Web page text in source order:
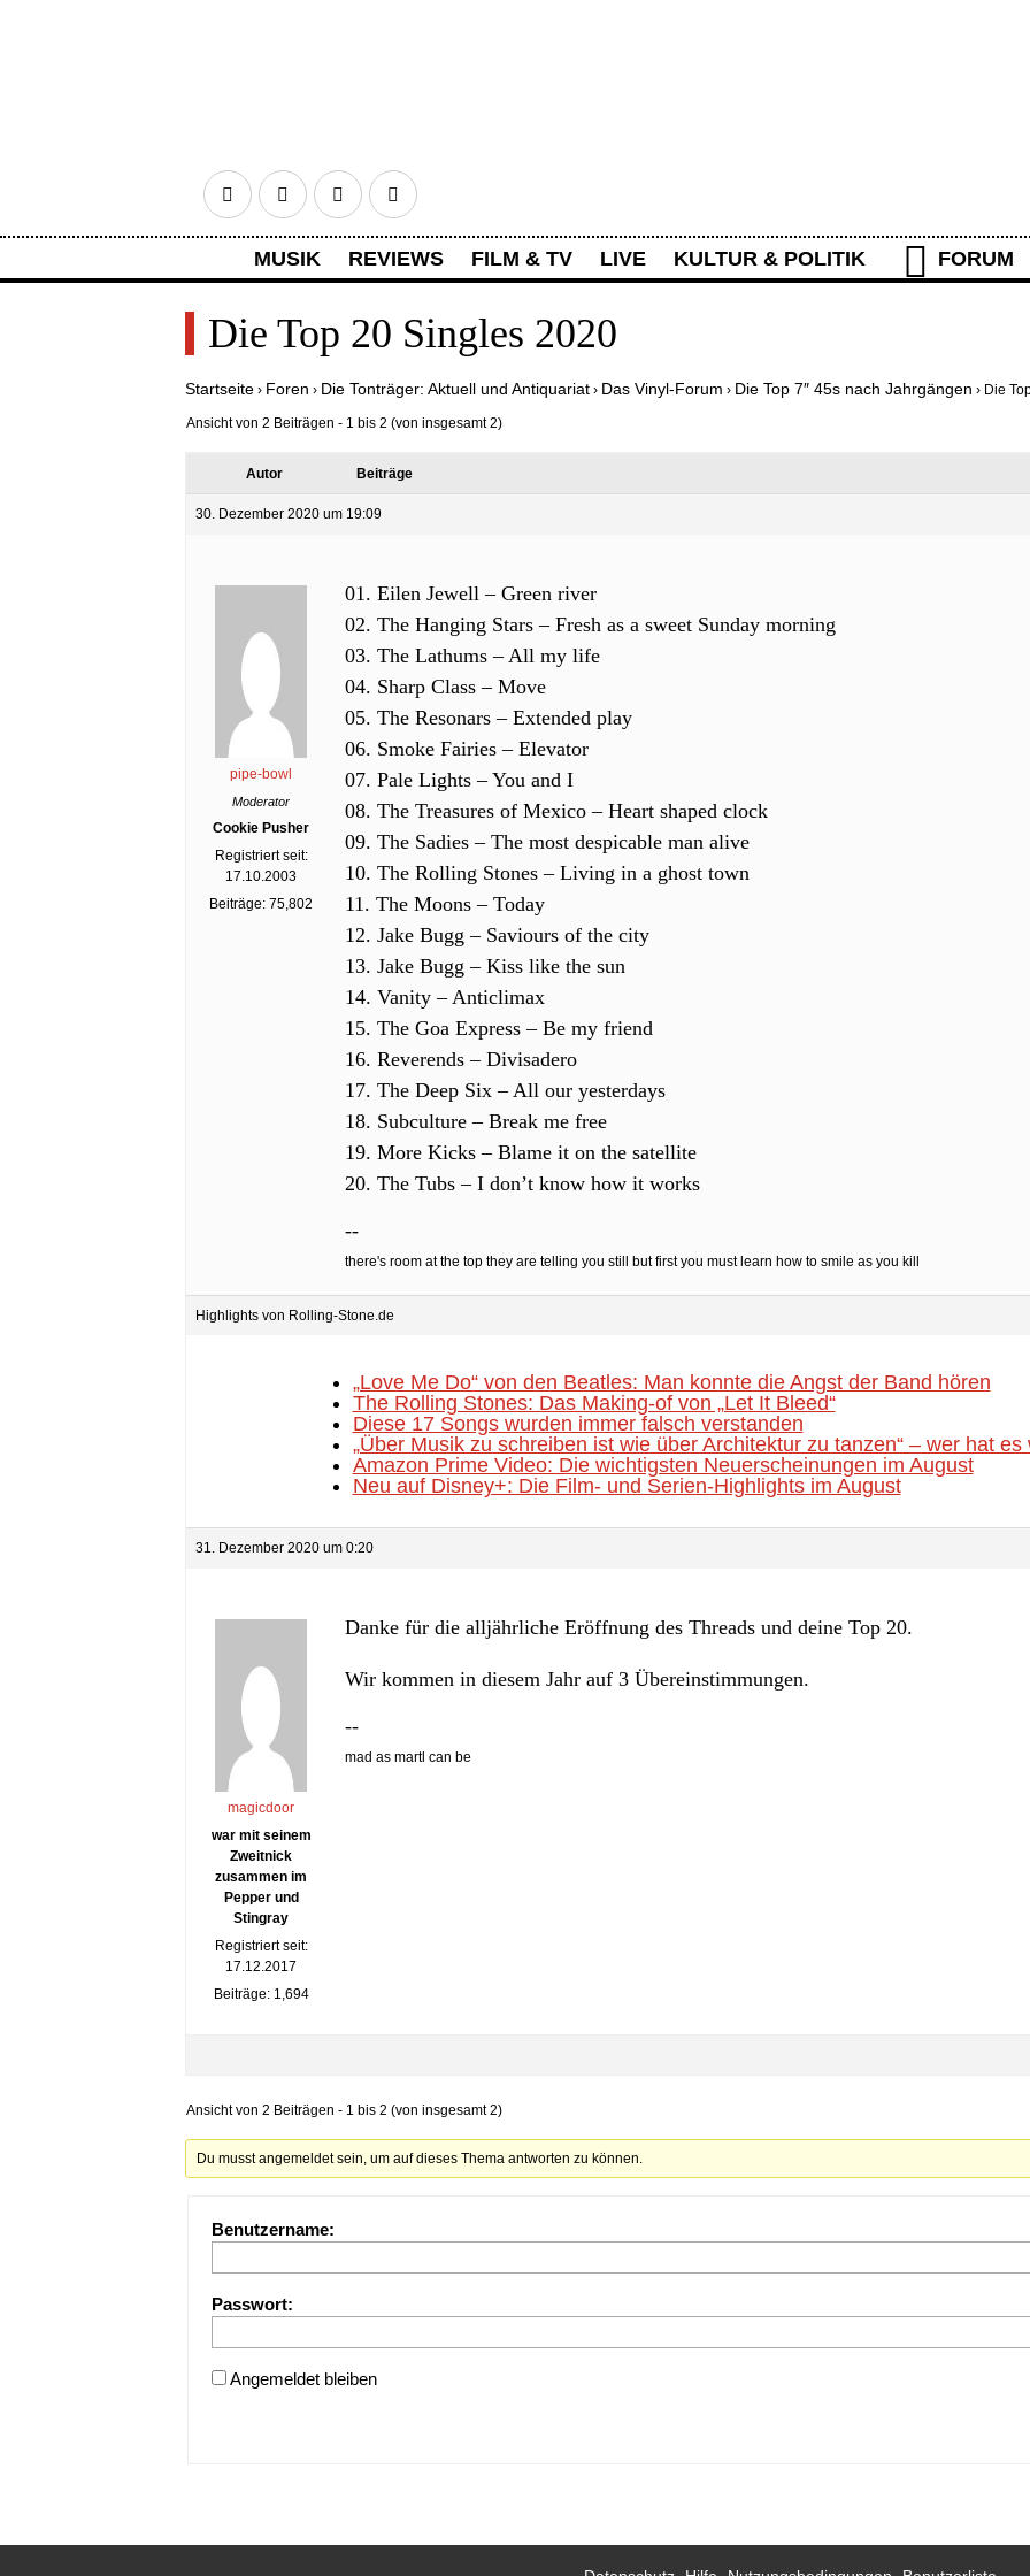
FacebookTwitter Google+RSS
MUSIK REVIEWS FILM & TV LIVE KULTUR & POLITIK FORUM
HOME ANMELDEN REGISTRIEREN WAS IST NEU? AKTIVITÄTEN
Die Top 20 Singles 2020
Startseite › Foren › Die Tonträger: Aktuell und Antiquariat › Das Vinyl-Forum › Die Top 7″ 45s nach Jahrgängen › Die
Ansicht von 2 Beiträgen - 1 bis 2 (von insgesamt 2)
Autor Beiträge
30. Dezember 2020 um 19:09
pipe-bowl
Moderator
Cookie Pusher
Registriert seit:
17.10.2003
Beiträge: 75,802
01. Eilen Jewell – Green river
02. The Hanging Stars – Fresh as a sweet Sunday morning
03. The Lathums – All my life
04. Sharp Class – Move
05. The Resonars – Extended play
06. Smoke Fairies – Elevator
07. Pale Lights – You and I
08. The Treasures of Mexico – Heart shaped clock
09. The Sadies – The most despicable man alive
10. The Rolling Stones – Living in a ghost town
11. The Moons – Today
12. Jake Bugg – Saviours of the city
13. Jake Bugg – Kiss like the sun
14. Vanity – Anticlimax
15. The Goa Express – Be my friend
16. Reverends – Divisadero
17. The Deep Six – All our yesterdays
18. Subculture – Break me free
19. More Kicks – Blame it on the satellite
20. The Tubs – I don’t know how it works
--
there's room at the top they are telling you still but first you must learn how to smile as you kill
Highlights von Rolling-Stone.de
„Love Me Do“ von den Beatles: Man konnte die Angst der Band hören
The Rolling Stones: Das Making-of von „Let It Bleed“
Diese 17 Songs wurden immer falsch verstanden
„Über Musik zu schreiben ist wie über Architektur zu tanzen“ – wer hat
Amazon Prime Video: Die wichtigsten Neuerscheinungen im August
Neu auf Disney+: Die Film- und Serien-Highlights im August
31. Dezember 2020 um 0:20
magicdoor
war mit seinem
Zweitnick
zusammen im
Pepper und
Stingray
Registriert seit:
17.12.2017
Beiträge: 1,694
Danke für die alljährliche Eröffnung des Threads und deine Top 20.
Wir kommen in diesem Jahr auf 3 Übereinstimmungen.
--
mad as martl can be
Ansicht von 2 Beiträgen - 1 bis 2 (von insgesamt 2)
Du musst angemeldet sein, um auf dieses Thema antworten zu können.
Benutzername:
Passwort:
Angemeldet bleiben